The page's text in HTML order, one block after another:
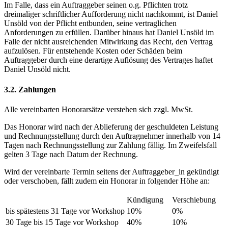
Im Falle, dass ein Auftraggeber seinen o.g. Pflichten trotz
dreimaliger schriftlicher Aufforderung nicht nachkommt, ist Daniel
Unsöld von der Pflicht entbunden, seine vertraglichen
Anforderungen zu erfüllen. Darüber hinaus hat Daniel Unsöld im
Falle der nicht ausreichenden Mitwirkung das Recht, den Vertrag
aufzulösen. Für entstehende Kosten oder Schäden beim
Auftraggeber durch eine derartige Auflösung des Vertrages haftet
Daniel Unsöld nicht.
3.2. Zahlungen
Alle vereinbarten Honorarsätze verstehen sich zzgl. MwSt.
Das Honorar wird nach der Ablieferung der geschuldeten Leistung
und Rechnungsstellung durch den Auftragnehmer innerhalb von 14
Tagen nach Rechnungsstellung zur Zahlung fällig. Im Zweifelsfall
gelten 3 Tage nach Datum der Rechnung.
Wird der vereinbarte Termin seitens der Auftraggeber_in gekündigt
oder verschoben, fällt zudem ein Honorar in folgender Höhe an:
Kündigung
Verschiebung
bis spätestens 31 Tage vor Workshop 10%
0%
30 Tage bis 15 Tage vor Workshop
40%
10%